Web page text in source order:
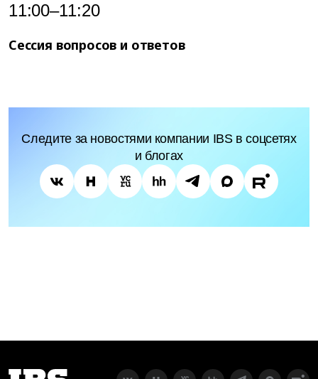
11:00–11:20
Сессия вопросов и ответов
Следите за новостями компании IBS в соцсетях
и блогах